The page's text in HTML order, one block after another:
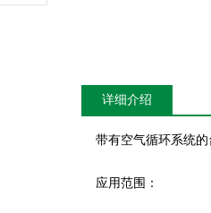
详细介绍
带有空气循环系统的
应用范围：